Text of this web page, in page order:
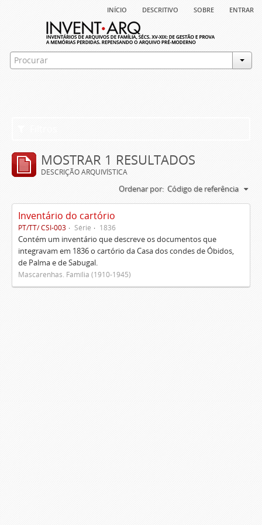
início descritivo sobre entrar
MOSTRAR 1 RESULTADOS
DESCRIÇÃO ARQUIVÍSTICA
Ordenar por: Código de referência
Inventário do cartório
PT/TT/ CSI-003 Série 1836
Contém um inventário que descreve os documentos que
integravam em 1836 o cartório da Casa dos condes de Óbidos,
de Palma e de Sabugal.
Mascarenhas. Família (1910-1945)